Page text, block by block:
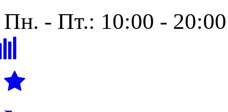
Пн. - Пт.: 10:00 - 20:00